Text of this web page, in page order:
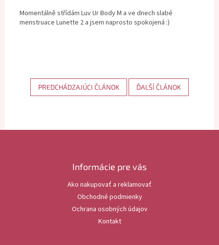
Momentálně střídám Luv Ur Body M a ve dnech slabé
menstruace Lunette 2 a jsem naprosto spokojená :)
PREDCHÁDZAJÚCI ČLÁNOK ĎALŠÍ ČLÁNOK
Informácie pre vás
Ako nakupovať a reklamovať
Obchodné podmienky
Ochrana osobných údajov
Kontakt